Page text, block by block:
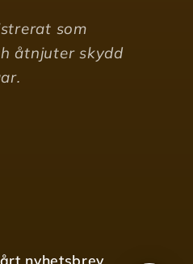
som
åtnjuter skydd
nyhetsbrev